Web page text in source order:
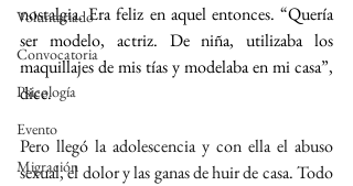
Voluntariado
Convocatoria
Psicología
Evento
Migración
nostalgia. Era feliz en aquel entonces. “Quería
ser modelo, actriz. De niña, utilizaba los
maquillajes de mis tías y modelaba en mi casa”,
dice.
Pero llegó la adolescencia y con ella el abuso
sexual, el dolor y las ganas de huir de casa. Todo